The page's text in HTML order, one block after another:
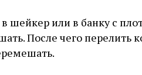
шейкер или в банку с
После чего перелить